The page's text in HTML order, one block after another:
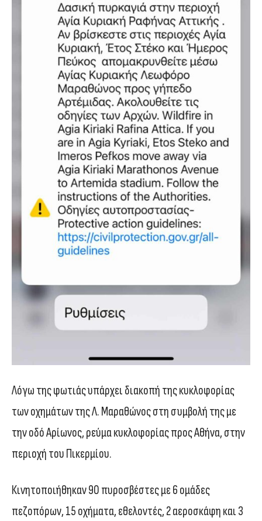
Λόγω της φωτιάς υπάρχει διακοπή της κυκλοφορίας
των οχημάτων της Λ. Μαραθώνος στη συμβολή της με
την οδό Αρίωνος, ρεύμα κυκλοφορίας προς Αθήνα, στην
περιοχή του Πικερμίου.
Κινητοποιήθηκαν 90 πυροσβέστες με 6 ομάδες
πεζοπόρων, 15 οχήματα, εθελοντές, 2 αεροσκάφη και 3